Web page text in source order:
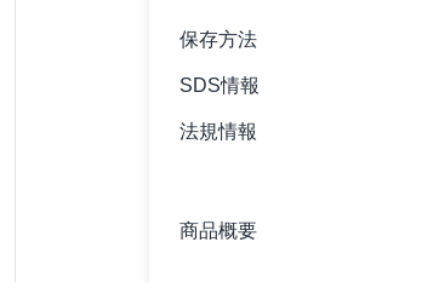
保存方法
SDS情報
法規情報
商品概要